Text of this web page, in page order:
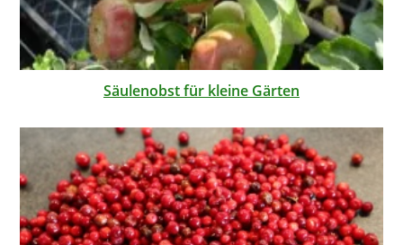
Säulenobst für kleine Gärten